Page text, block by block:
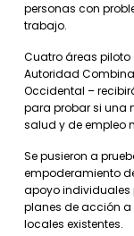
personas con
trabajo.
Cuatro áreas piloto
Autoridad
Occidental –
para probar si una
salud y de empleo
Se pusieron a
empoderamiento
apoyo individuales
planes de acción
locales existentes.